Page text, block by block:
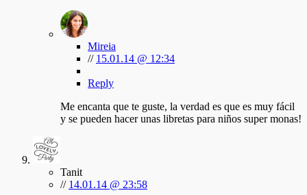
Mireia
// 15.01.14 @ 12:34
Reply
Me encanta que te guste, la verdad es que es muy fácil
y se pueden hacer unas libretas para niños super monas!
Tanit
// 14.01.14 @ 23:58